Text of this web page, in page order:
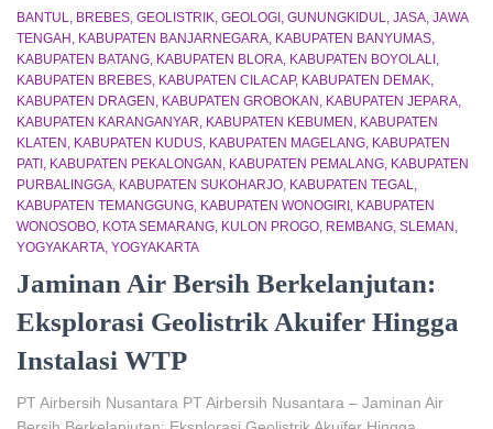
BANTUL BREBES GEOLISTRIK GEOLOGI GUNUNGKIDUL JASA JAWA
TENGAH
KABUPATEN BANJARNEGARA KABUPATEN BANYUMAS
KABUPATEN BATANG KABUPATEN BLORA KABUPATEN BOYOLALI
KABUPATEN BREBES KABUPATEN CILACAP KABUPATEN DEMAK
KABUPATEN DRAGEN
KABUPATEN GROBOKAN
KABUPATEN JEPARA
KABUPATEN KARANGANYAR
KABUPATEN KEBUMEN
KABUPATEN
KLATEN
KABUPATEN KUDUS KABUPATEN MAGELANG KABUPATEN
PATI
KABUPATEN PEKALONGAN KABUPATEN PEMALANG KABUPATEN
PURBALINGGA KABUPATEN SUKOHARJO KABUPATEN TEGAL
KABUPATEN TEMANGGUNG KABUPATEN WONOGIRI
KABUPATEN
WONOSOBO KOTA SEMARANG KULON PROGO REMBANG SLEMAN
YOGYAKARTA YOGYAKARTA
Jaminan Air Bersih Berkelanjutan:
Eksplorasi Geolistrik Akuifer Hingga
Instalasi WTP
PT Airbersih Nusantara PT Airbersih Nusantara – Jaminan Air